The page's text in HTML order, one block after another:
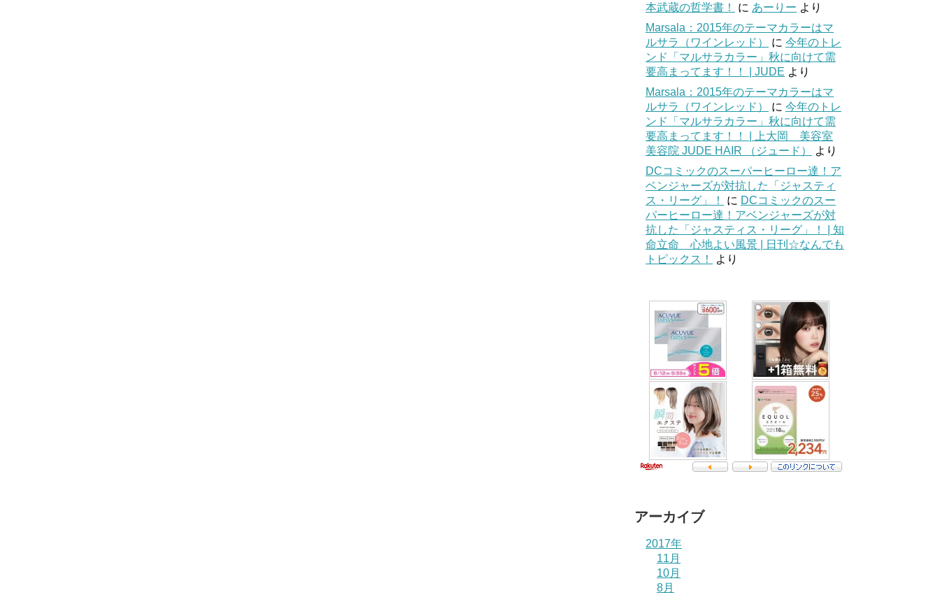
本武蔵の哲学書！
に あーりー より
Marsala：2015年のテーマカラーはマ
ルサラ（ワインレッド）
に 今年のトレ
ンド「マルサラカラー」秋に向けて需
要高まってます！！ | JUDE より
Marsala：2015年のテーマカラーはマ
ルサラ（ワインレッド）
に 今年のトレ
ンド「マルサラカラー」秋に向けて需
要高まってます！！ | 上大岡 美容室
美容院 JUDE HAIR （ジュード）
より
DCコミックのスーパーヒーロー達！ア
ベンジャーズが対抗した「ジャスティ
ス・リーグ」！
に DCコミックのスー
パーヒーロー達！アベンジャーズが対
抗した「ジャスティス・リーグ」！ | 知
命立命 心地よい風景 | 日刊☆なんでも
トピックス！
より
アーカイブ
2017年
11月
10月
8月